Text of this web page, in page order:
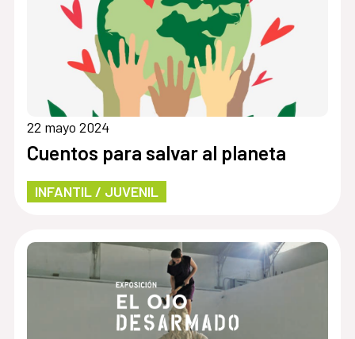
22 mayo 2024
Cuentos para salvar al planeta
INFANTIL / JUVENIL